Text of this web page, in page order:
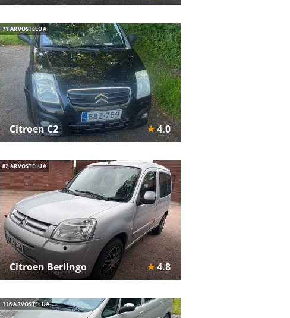
71 ARVOSTELUA
Citroen C2 4.0
82 ARVOSTELUA
Citroen Berlingo 4.8
116 ARVOSTELUA